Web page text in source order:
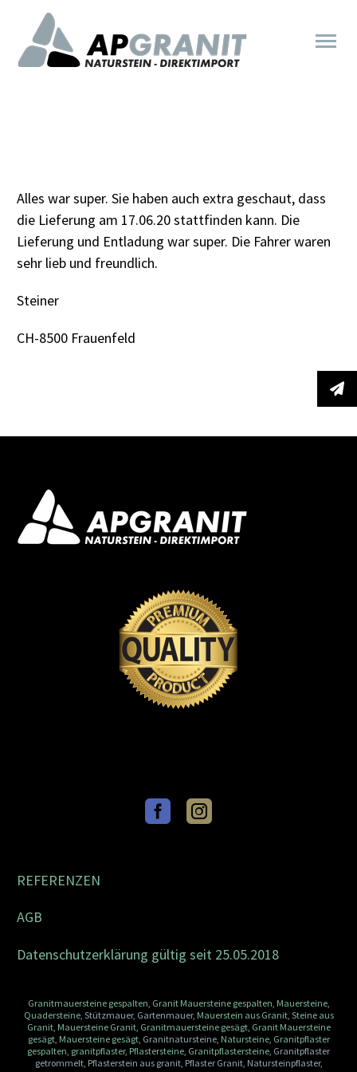
Alles war super. Sie haben auch extra geschaut, dass
die Lieferung am 17.06.20 stattfinden kann. Die
Lieferung und Entladung war super. Die Fahrer waren
sehr lieb und freundlich.
Steiner
CH-8500 Frauenfeld
REFERENZEN
AGB
Datenschutzerklärung gültig seit 25.05.2018
Granitmauersteine gespalten Granit Mauersteine gespalten Mauersteine,
Quadersteine, Stützmauer, Gartenmauer, Mauerstein aus Granit, Steine aus
Granit, Mauersteine Granit, Granitmauersteine gesägt, Granit Mauersteine
gesägt, Mauersteine gesägt, Granitnatursteine, Natursteine, Granitpflaster
gespalten granitpflaster, Pflastersteine Granitpflastersteine , Granitpflaster
getrommelt, Pflasterstein aus granit, Pflaster Granit, Natursteinpflaster,